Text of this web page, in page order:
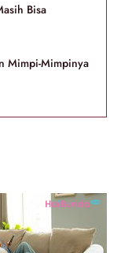
Bisa
Mimpi-Mimpinya